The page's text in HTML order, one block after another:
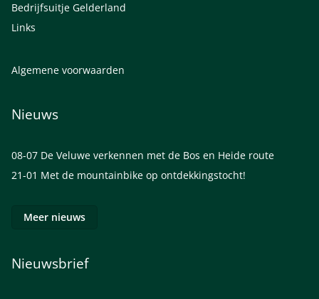
Bedrijfsuitje Gelderland
Links
Algemene voorwaarden
Nieuws
08-07 De Veluwe verkennen met de Bos en Heide route
21-01 Met de mountainbike op ontdekkingstocht!
Meer nieuws
Nieuwsbrief